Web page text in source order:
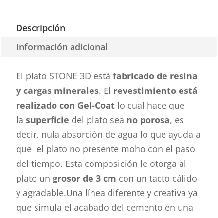
Descripción
Información adicional
El plato STONE 3D estáfabricado de resina
y cargas minerales. El revestimiento está
realizado con Gel-Coat lo cual hace que
lasuperficie del plato sea no porosa, es
decir, nula absorción de agua lo que ayuda a
que el plato no presente moho con el paso
del tiempo. Esta composición le otorga al
plato un grosor de 3 cm con un tacto cálido
y agradable.Una línea diferente y creativa ya
que simula el acabado del cemento en una